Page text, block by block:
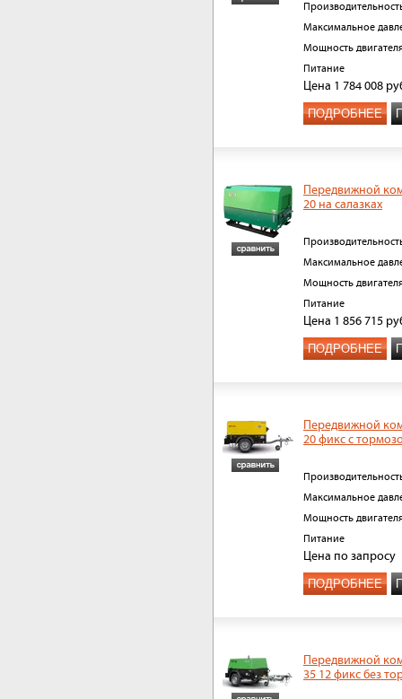
Максимальное
Мощность
Питание
Цена 1 784 008
ПОДРОБНЕЕ
Передвижной
20 на салазках
Максимальное
Мощность
Питание
Цена 1 856 715
ПОДРОБНЕЕ
Передвижной
20 фикс с
Максимальное
Мощность
Питание
Цена по запросу
ПОДРОБНЕЕ
Передвижной
35 12 фикс без